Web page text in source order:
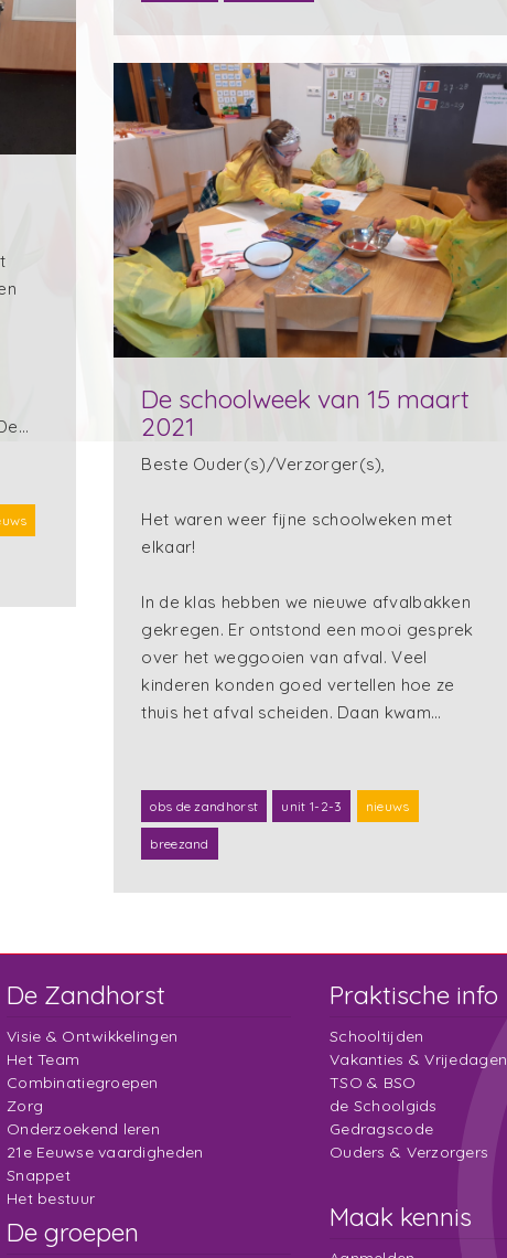
De schoolweek van 15 maart
2021
Beste Ouder(s)/Verzorger(s),
Het waren weer fijne schoolweken met
elkaar!
In de klas hebben we nieuwe afvalbakken
gekregen. Er ontstond een mooi gesprek
over het weggooien van afval. Veel
kinderen konden goed vertellen hoe ze
thuis het afval scheiden. Daan kwam…
obs de zandhorst unit 1-2-3 nieuws
breezand
De Zandhorst
Visie & Ontwikkelingen
Het Team
Combinatiegroepen
Zorg
Onderzoekend leren
21e Eeuwse vaardigheden
Snappet
Het bestuur
De groepen
Praktische info
Schooltijden
Vakanties & Vrijedagen
TSO & BSO
de Schoolgids
Gedragscode
Ouders & Verzorgers
Maak kennis